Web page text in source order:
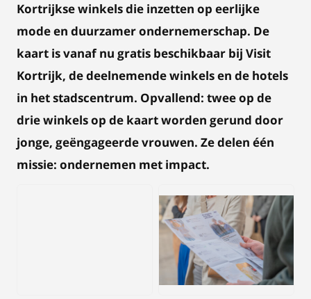
Kortrijkse winkels die inzetten op eerlijke
mode en duurzamer ondernemerschap. De
kaart is vanaf nu gratis beschikbaar bij Visit
Kortrijk, de deelnemende winkels en de hotels
in het stadscentrum. Opvallend: twee op de
drie winkels op de kaart worden gerund door
jonge, geëngageerde vrouwen. Ze delen één
missie: ondernemen met impact.
JPG